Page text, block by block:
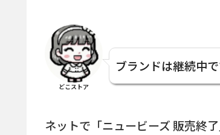
どこストア
ブランドは継続中
ネットで「ニュービーズ 販売終